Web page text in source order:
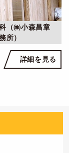
（㈱小森昌章
所）
詳細を見る